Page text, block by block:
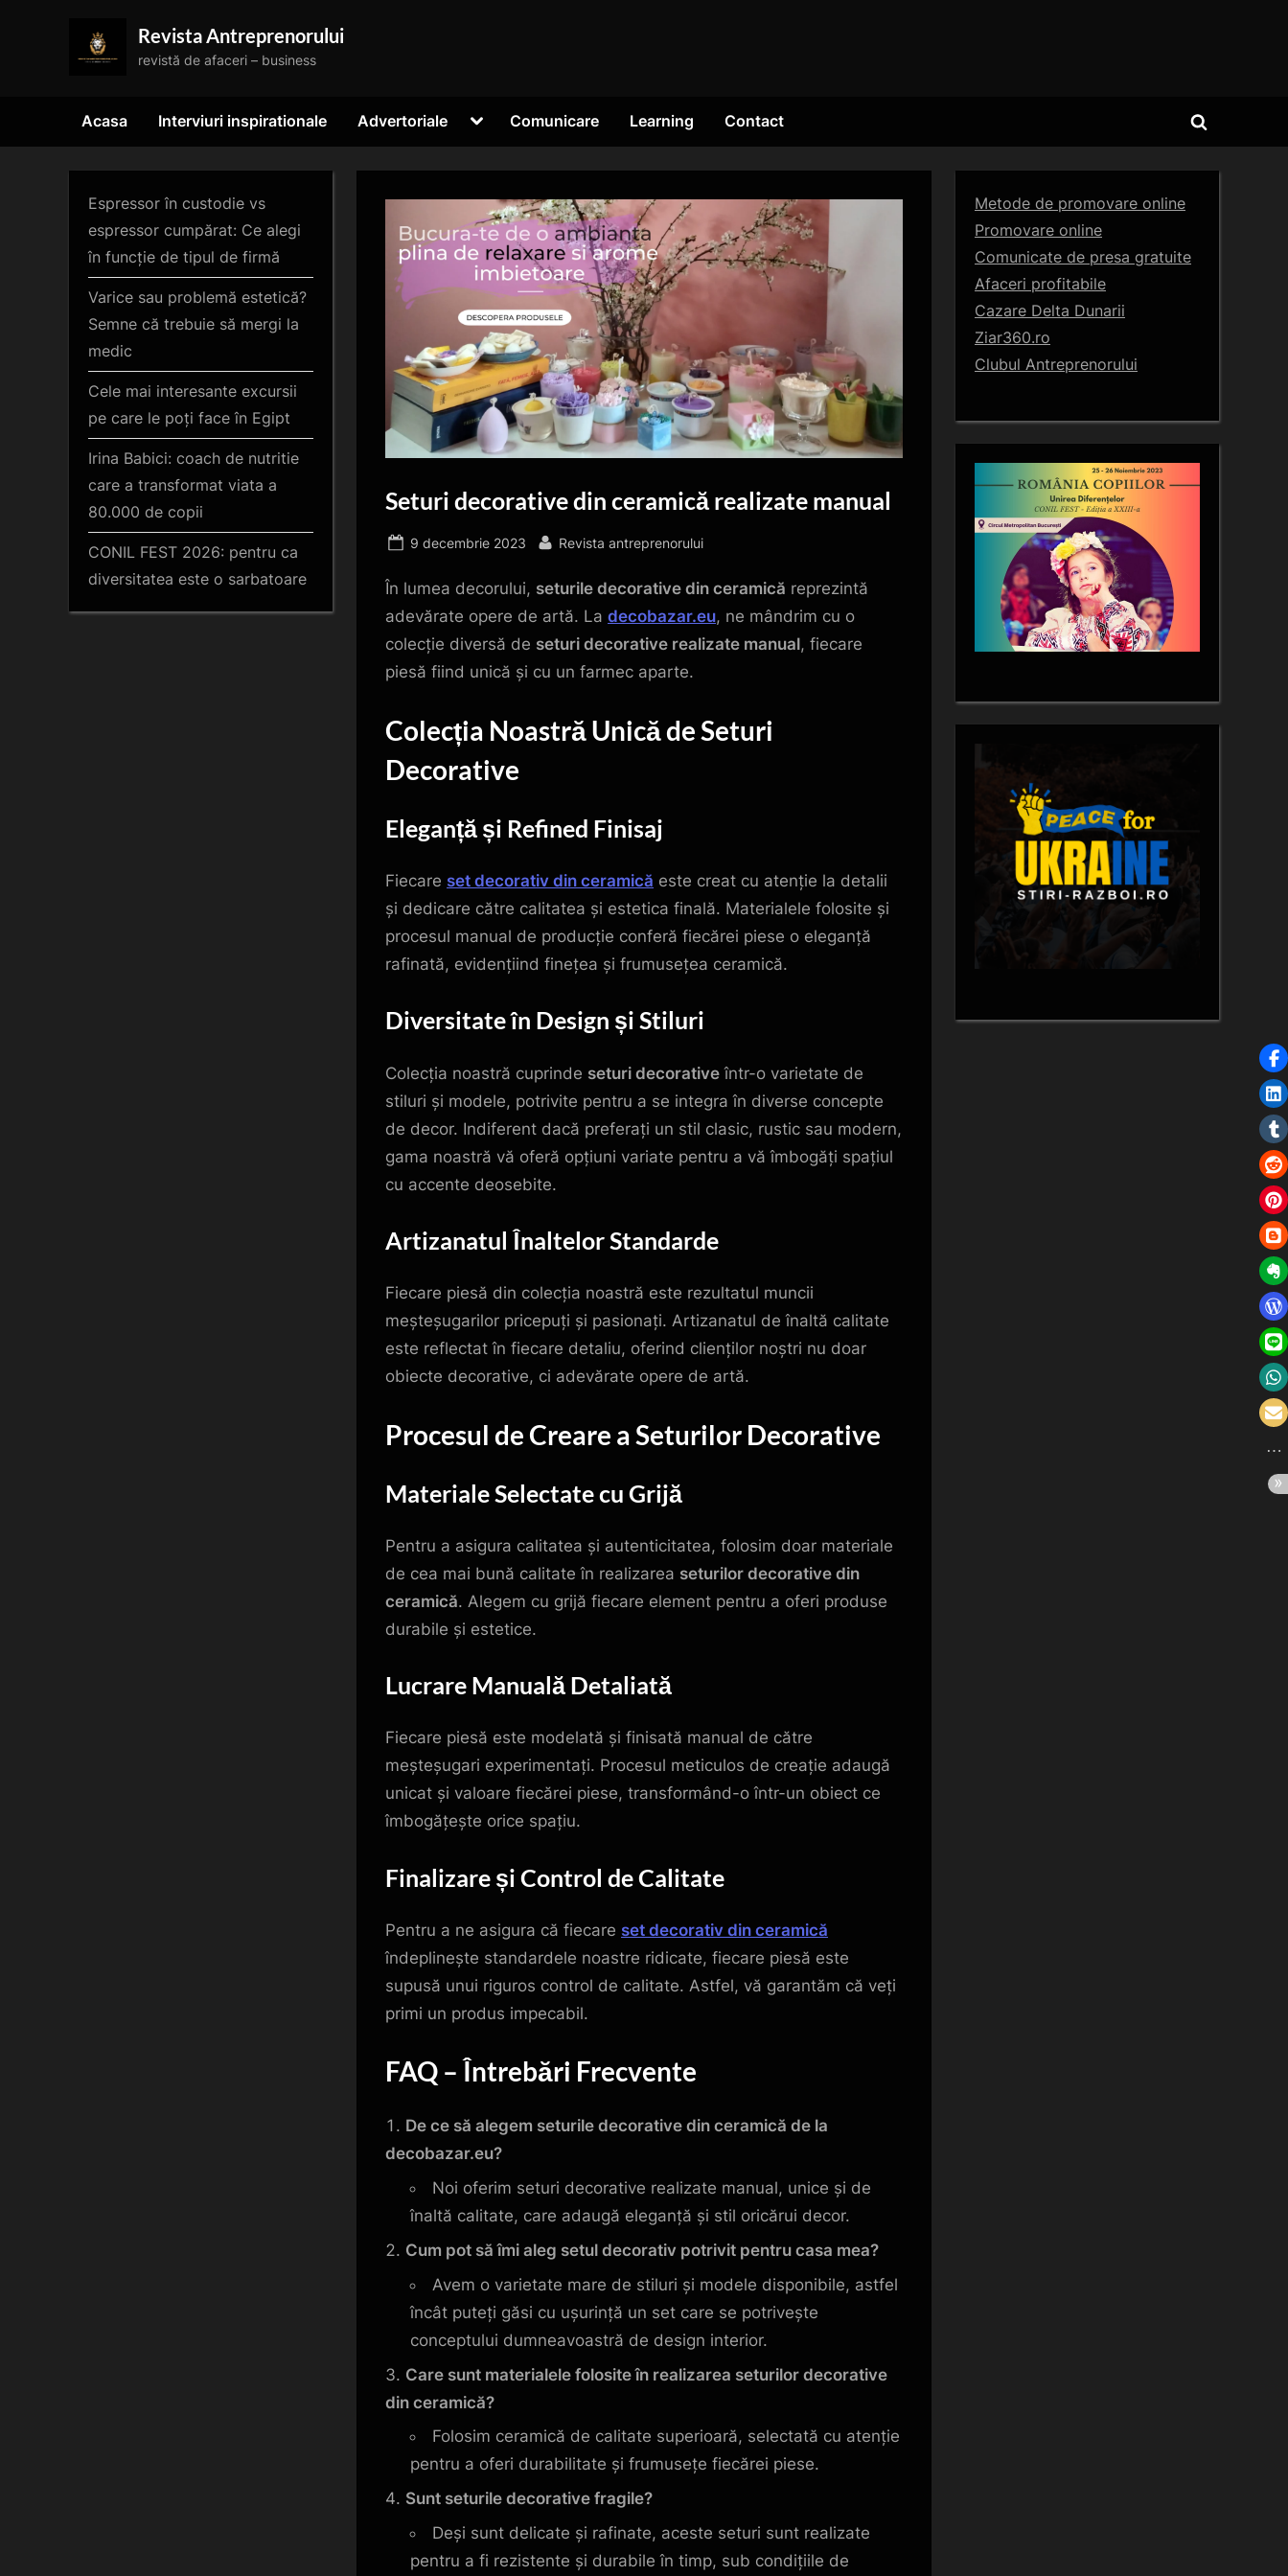
Revista Antreprenorului
revistă de afaceri – business
Acasa Interviuri inspirationale Advertoriale
Toggle
menu
Comunicare Learning Contact
Toggle
Seturi decorative din ceramică realizate manual
Posted
9 decembrie 2023 By
Revista antreprenorului
În lumea decorului, seturile decorative din ceramică reprezintă
adevărate opere de artă. La decobazar.eu, ne mândrim cu o
colecție diversă de seturi decorative realizate manual, fiecare
piesă fiind unică și cu un farmec aparte.
Colecția Noastră Unică de Seturi
Decorative
Eleganță și Refined Finisaj
Fiecare set decorativ din ceramică este creat cu atenție la detalii
și dedicare către calitatea și estetica finală. Materialele folosite și
procesul manual de producție conferă fiecărei piese o eleganță
rafinată, evidențiind finețea și frumusețea ceramică.
Diversitate în Design și Stiluri
Colecția noastră cuprinde seturi decorative într-o varietate de
stiluri și modele, potrivite pentru a se integra în diverse concepte
de decor. Indiferent dacă preferați un stil clasic, rustic sau modern,
gama noastră vă oferă opțiuni variate pentru a vă îmbogăți spațiul
cu accente deosebite.
Artizanatul Înaltelor Standarde
Fiecare piesă din colecția noastră este rezultatul muncii
meșteșugarilor pricepuți și pasionați. Artizanatul de înaltă calitate
este reflectat în fiecare detaliu, oferind clienților noștri nu doar
obiecte decorative, ci adevărate opere de artă.
Procesul de Creare a Seturilor Decorative
Materiale Selectate cu Grijă
Pentru a asigura calitatea și autenticitatea, folosim doar materiale
de cea mai bună calitate în realizarea seturilor decorative din
ceramică. Alegem cu grijă fiecare element pentru a oferi produse
durabile și estetice.
Lucrare Manuală Detaliată
Fiecare piesă este modelată și finisată manual de către
meșteșugari experimentați. Procesul meticulos de creație adaugă
unicat și valoare fiecărei piese, transformând-o într-un obiect ce
îmbogățește orice spațiu.
Finalizare și Control de Calitate
Pentru a ne asigura că fiecare set decorativ din ceramică
îndeplinește standardele noastre ridicate, fiecare piesă este
supusă unui riguros control de calitate. Astfel, vă garantăm că veți
primi un produs impecabil.
FAQ – Întrebări Frecvente
De ce să alegem seturile decorative din ceramică de la
decobazar.eu?
Noi oferim seturi decorative realizate manual, unice și de
înaltă calitate, care adaugă eleganță și stil oricărui decor.
Cum pot să îmi aleg setul decorativ potrivit pentru casa mea?
Avem o varietate mare de stiluri și modele disponibile, astfel
încât puteți găsi cu ușurință un set care se potrivește
conceptului dumneavoastră de design interior.
Care sunt materialele folosite în realizarea seturilor decorative
din ceramică?
Folosim ceramică de calitate superioară, selectată cu atenție
pentru a oferi durabilitate și frumusețe fiecărei piese.
Sunt seturile decorative fragile?
Deși sunt delicate și rafinate, aceste seturi sunt realizate
pentru a fi rezistente și durabile în timp, sub condițiile de
Espressor în custodie vs
espressor cumpărat: Ce alegi
în funcție de tipul de firmă
Varice sau problemă estetică?
Semne că trebuie să mergi la
medic
Cele mai interesante excursii
pe care le poți face în Egipt
Irina Babici: coach de nutritie
care a transformat viata a
80.000 de copii
CONIL FEST 2026: pentru ca
diversitatea este o sarbatoare
Metode de promovare online
Promovare online
Comunicate de presa gratuite
Afaceri profitabile
Cazare Delta Dunarii
Ziar360.ro
Clubul Antreprenorului